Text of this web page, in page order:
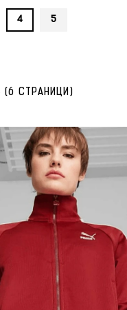
4 5
(6 СТРАНИЦИ)